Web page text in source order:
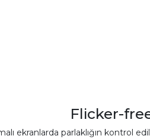
Flicker-
ekranlarda parlaklığın kontrol